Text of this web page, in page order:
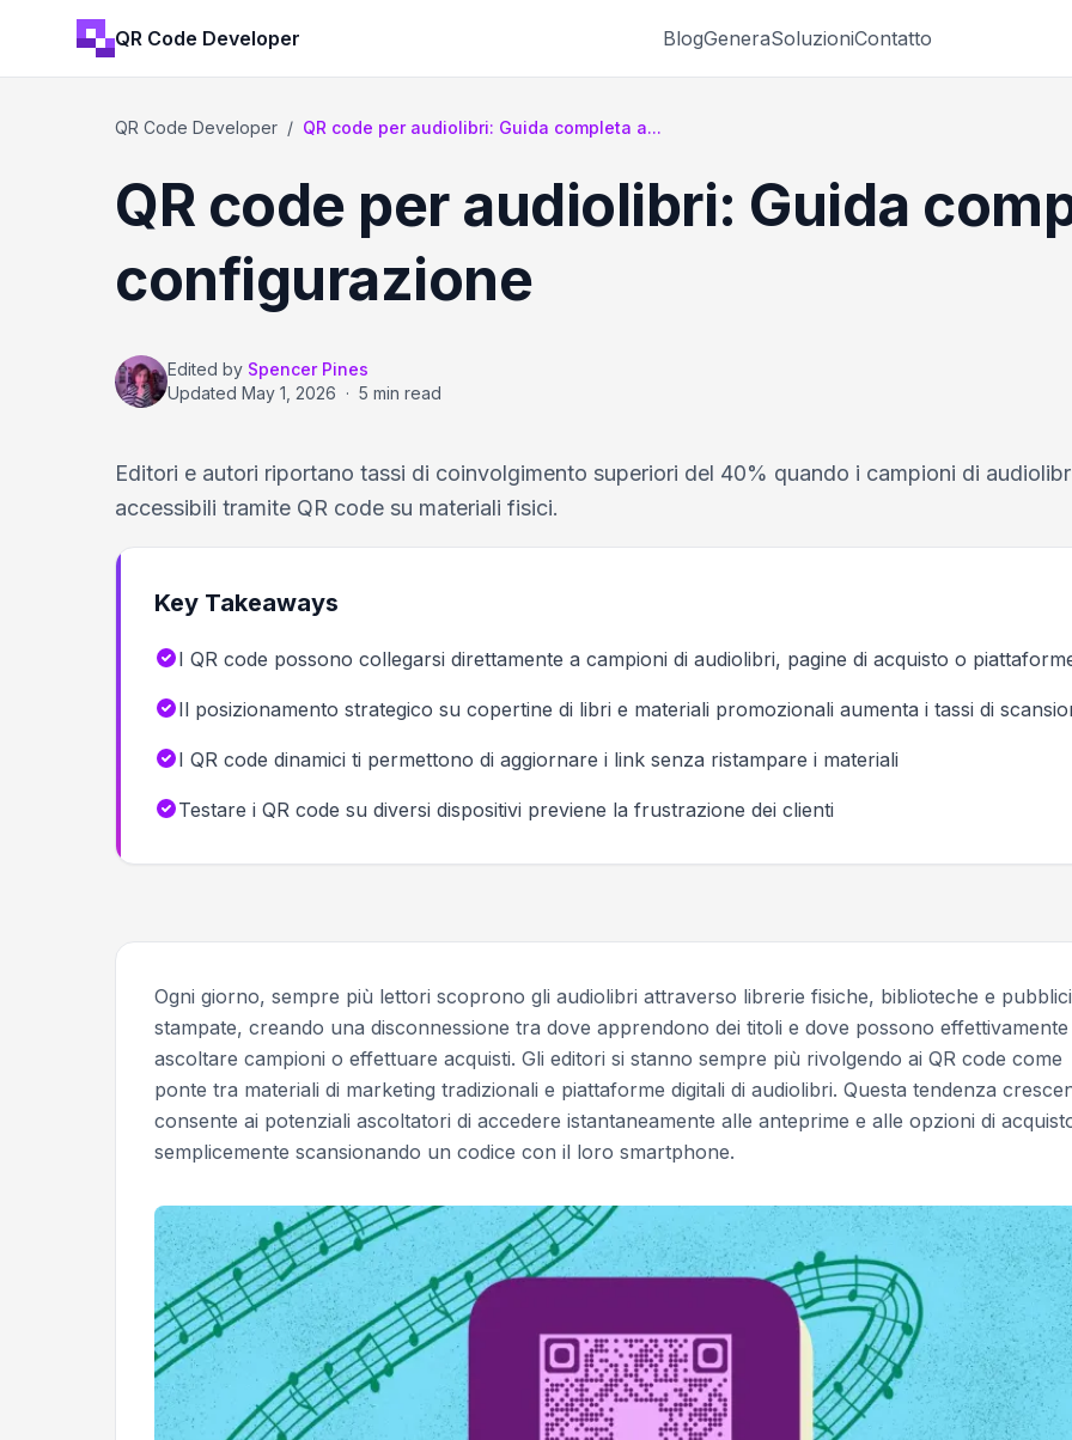
QR Code Developer BlogGeneraSoluzioniContatto
QR Code Developer / QR code per audiolibri: Guida completa a...
QR code per audiolibri: Guida
configurazione
Edited by Spencer Pines
Updated May 1, 2026 · 5 min read
Editori e autori riportano tassi di coinvolgimento superiori del 40% quando i campioni di
accessibili tramite QR code su materiali fisici.
Key Takeaways
I QR code possono collegarsi direttamente a campioni di audiolibri, pagine di acquisto o
Il posizionamento strategico su copertine di libri e materiali promozionali aumenta i tassi di
I QR code dinamici ti permettono di aggiornare i link senza ristampare i materiali
Testare i QR code su diversi dispositivi previene la frustrazione dei clienti
Ogni giorno, sempre più lettori scoprono gli audiolibri attraverso librerie fisiche, biblioteche e
stampate, creando una disconnessione tra dove apprendono dei titoli e dove possono effettivamente
ascoltare campioni o effettuare acquisti. Gli editori si stanno sempre più rivolgendo ai QR code come
ponte tra materiali di marketing tradizionali e piattaforme digitali di audiolibri. Questa tendenza
consente ai potenziali ascoltatori di accedere istantaneamente alle anteprime e alle opzioni di
semplicemente scansionando un codice con il loro smartphone.